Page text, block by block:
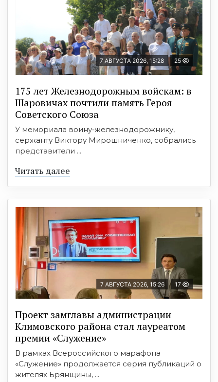
7 АВГУСТА 2026, 15:28 25
175 лет Железнодорожным войскам: в
Шаровичах почтили память Героя
Советского Союза
У мемориала воину‑железнодорожнику,
сержанту Виктору Мирошниченко, собрались
представители ...
Читать далее
7 АВГУСТА 2026, 15:26 17
Проект замглавы администрации
Климовского района стал лауреатом
премии «Служение»
В рамках Всероссийского марафона
«Служение» продолжается серия публикаций о
жителях Брянщины, ...